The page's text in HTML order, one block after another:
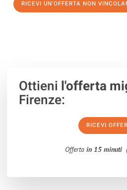
RICEVI UN'OFFERTA NON
Ottieni l'offerta
Firenze:
RICEVI
Offerta in 15 minuti